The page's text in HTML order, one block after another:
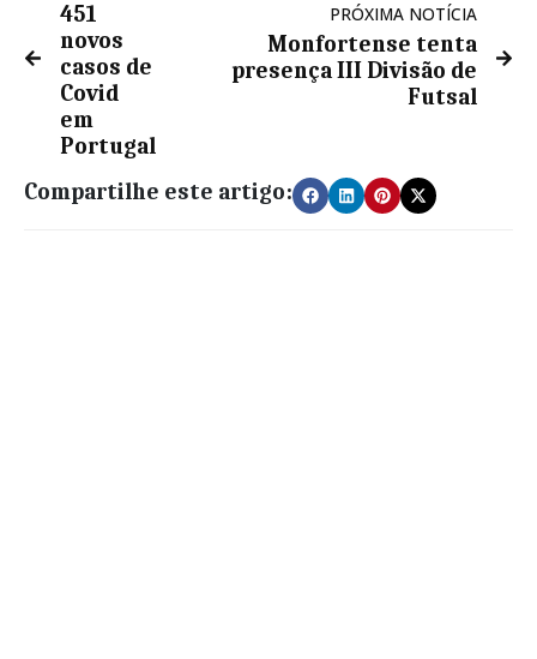
451
novos
casos de
Covid
em
Portugal
PRÓXIMA NOTÍCIA
Monfortense tenta
presença III Divisão de
Futsal
Compartilhe este artigo: